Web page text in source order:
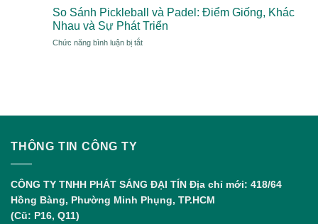
Biệt?
–
Giải
Chiếu
Tính
Tiền
Điện
Sử
So Sánh Pickleball và Padel: Điểm Giống, Khác
Nhau và Sự Phát Triển
Chức năng bình luận bị tắtở
Điểm
Phát
Triển
THÔNG TIN CÔNG TY
CÔNG TY TNHH PHÁT SÁNG ĐẠI TÍN Địa chỉ mới: 418/64
Hồng Bàng, Phường Minh Phụng, TP.HCM
(Cũ: P16, Q11)